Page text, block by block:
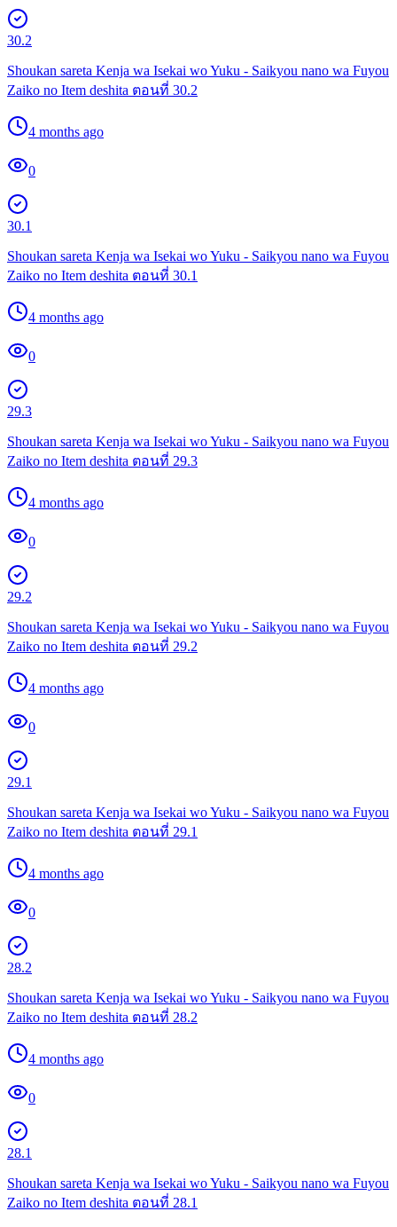
30.2
Shoukan sareta Kenja wa Isekai wo Yuku - Saikyou nano wa Fuyou
Zaiko no Item deshita ตอนที่ 30.2
4 months ago
0
30.1
Shoukan sareta Kenja wa Isekai wo Yuku - Saikyou nano wa Fuyou
Zaiko no Item deshita ตอนที่ 30.1
4 months ago
0
29.3
Shoukan sareta Kenja wa Isekai wo Yuku - Saikyou nano wa Fuyou
Zaiko no Item deshita ตอนที่ 29.3
4 months ago
0
29.2
Shoukan sareta Kenja wa Isekai wo Yuku - Saikyou nano wa Fuyou
Zaiko no Item deshita ตอนที่ 29.2
4 months ago
0
29.1
Shoukan sareta Kenja wa Isekai wo Yuku - Saikyou nano wa Fuyou
Zaiko no Item deshita ตอนที่ 29.1
4 months ago
0
28.2
Shoukan sareta Kenja wa Isekai wo Yuku - Saikyou nano wa Fuyou
Zaiko no Item deshita ตอนที่ 28.2
4 months ago
0
28.1
Shoukan sareta Kenja wa Isekai wo Yuku - Saikyou nano wa Fuyou
Zaiko no Item deshita ตอนที่ 28.1